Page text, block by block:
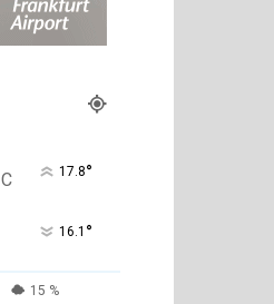
C 17.8°
16.1 °
15 %